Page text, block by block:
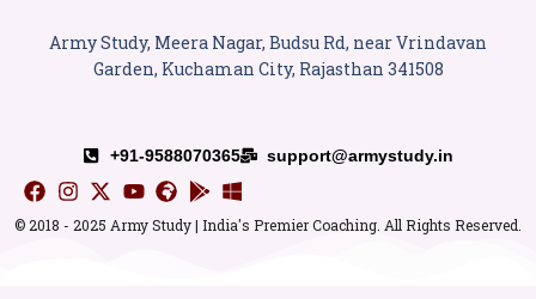
Army Study, Meera Nagar, Budsu Rd, near Vrindavan
Garden, Kuchaman City, Rajasthan 341508
+91-9588070365 support@armystudy.in
© 2018 - 2025 Army Study | India's Premier Coaching. All Rights Reserved.